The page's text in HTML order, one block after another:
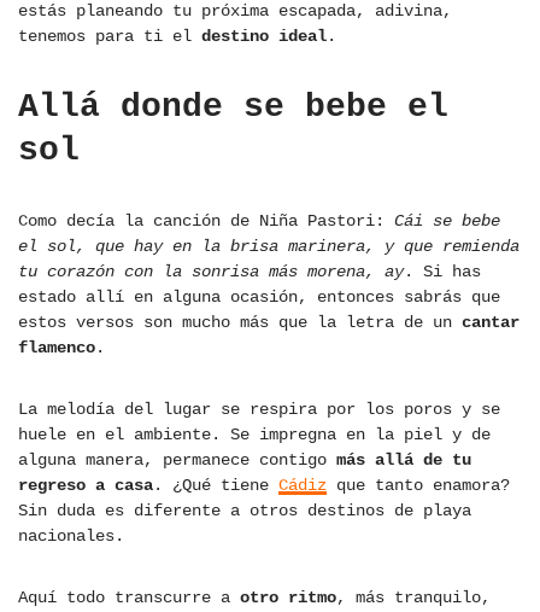
estás planeando tu próxima escapada, adivina,
tenemos para ti el destino ideal.
Allá donde se bebe el
sol
Como decía la canción de Niña Pastori: Cái se bebe
el sol, que hay en la brisa marinera, y que remienda
tu corazón con la sonrisa más morena, ay. Si has
estado allí en alguna ocasión, entonces sabrás que
estos versos son mucho más que la letra de un cantar
flamenco.
La melodía del lugar se respira por los poros y se
huele en el ambiente. Se impregna en la piel y de
alguna manera, permanece contigo más allá de tu
regreso a casa. ¿Qué tiene Cádiz que tanto enamora?
Sin duda es diferente a otros destinos de playa
nacionales.
Aquí todo transcurre a otro ritmo, más tranquilo,